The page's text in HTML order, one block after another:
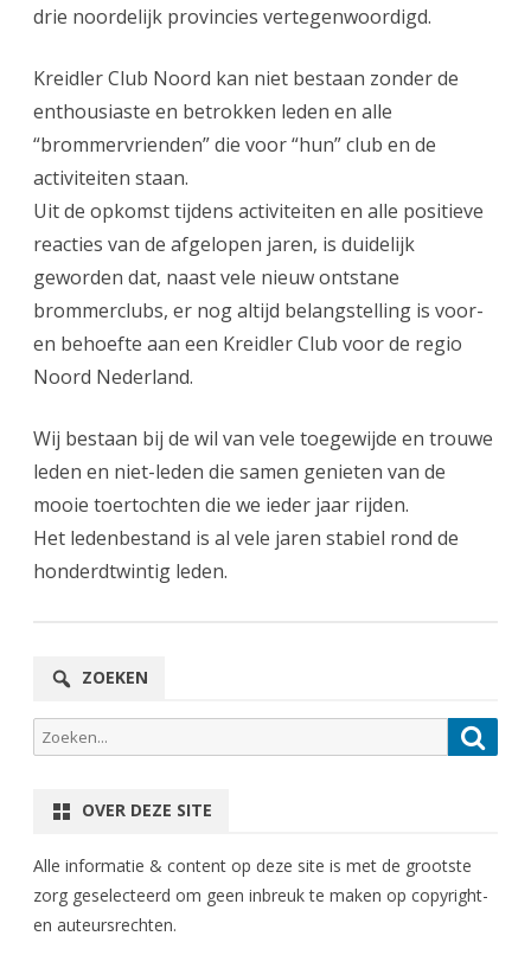
drie noordelijk provincies vertegenwoordigd.
Kreidler Club Noord kan niet bestaan zonder de
enthousiaste en betrokken leden en alle
“brommervrienden” die voor “hun” club en de
activiteiten staan.
Uit de opkomst tijdens activiteiten en alle positieve
reacties van de afgelopen jaren, is duidelijk
geworden dat, naast vele nieuw ontstane
brommerclubs, er nog altijd belangstelling is voor-
en behoefte aan een Kreidler Club voor de regio
Noord Nederland.
Wij bestaan bij de wil van vele toegewijde en trouwe
leden en niet-leden die samen genieten van de
mooie toertochten die we ieder jaar rijden.
Het ledenbestand is al vele jaren stabiel rond de
honderdtwintig leden.
ZOEKEN
Zoeken
naar:
OVER DEZE SITE
Alle informatie & content op deze site is met de grootste
zorg geselecteerd om geen inbreuk te maken op copyright-
en auteursrechten.